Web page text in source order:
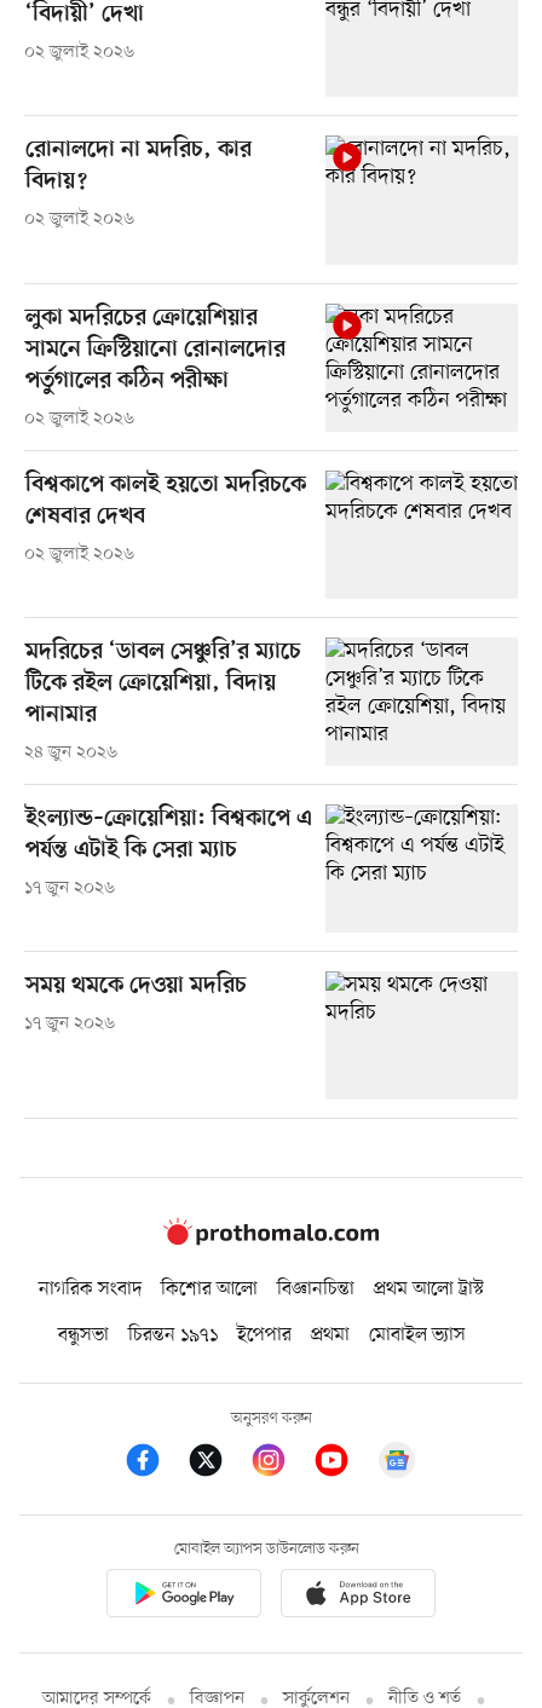
‘বিদায়ী’ দেখা
০২ জুলাই ২০২৬
রোনালদো না মদরিচ, কার
বিদায়?
০২ জুলাই ২০২৬
লুকা মদরিচের ক্রোয়েশিয়ার
সামনে ক্রিস্টিয়ানো রোনালদোর
পর্তুগালের কঠিন পরীক্ষা
০২ জুলাই ২০২৬
বিশ্বকাপে কালই হয়তো মদরিচকে
শেষবার দেখব
০২ জুলাই ২০২৬
মদরিচের ‘ডাবল সেঞ্চুরি’র ম্যাচে
টিকে রইল ক্রোয়েশিয়া, বিদায়
পানামার
২৪ জুন ২০২৬
ইংল্যান্ড–ক্রোয়েশিয়া: বিশ্বকাপে এ
পর্যন্ত এটাই কি সেরা ম্যাচ
১৭ জুন ২০২৬
সময় থমকে দেওয়া মদরিচ
১৭ জুন ২০২৬
নাগরিক সংবাদ কিশোর আলো বিজ্ঞানচিন্তা
প্রথম আলো ট্রাস্ট
বন্ধুসভা
চিরন্তন ১৯৭১ ইপেপার প্রথমা মোবাইল ভ্যাস
অনুসরণ করুন
মোবাইল অ্যাপস ডাউনলোড করুন
আমাদের সম্পর্কে বিজ্ঞাপন সার্কুলেশন নীতি ও শর্ত